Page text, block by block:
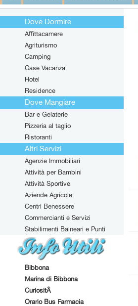
Dove Dormire
Affittacamere
Agriturismo
Camping
Case Vacanza
Hotel
Residence
Dove Mangiare
Bar e Gelaterie
Pizzeria al taglio
Ristoranti
Altri Servizi
Agenzie Immobiliari
Attività per Bambini
Attività Sportive
Aziende Agricole
Centri Benessere
Commercianti e Servizi
Stabilimenti Balneari e Punti
Attrezzati
Bibbona
Marina di Bibbona
CuriositÃ
Orario Bus Farmacia